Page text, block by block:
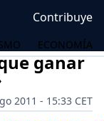
Contribuye
ECONOMÍA
ganar
2011 - 15:33 CET